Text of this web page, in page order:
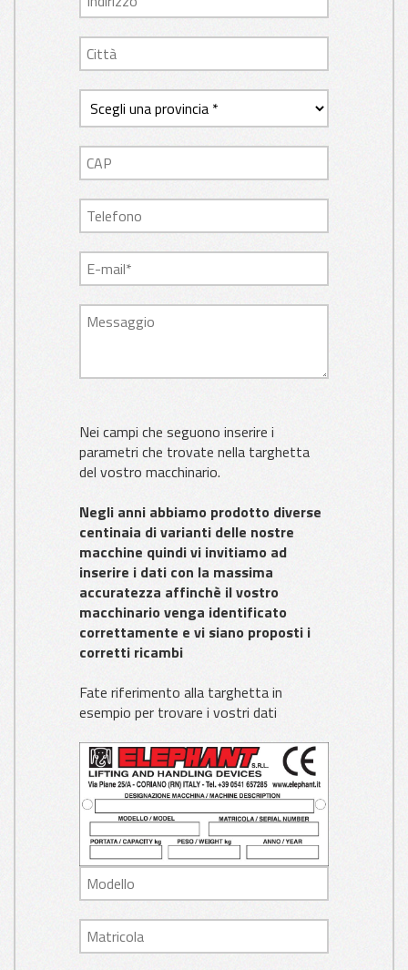
Nei campi che seguono inserire i
parametri che trovate nella targhetta
del vostro macchinario.
Negli anni abbiamo prodotto diverse
centinaia di varianti delle nostre
macchine quindi vi invitiamo ad
inserire i dati con la massima
accuratezza affinchè il vostro
macchinario venga identificato
correttamente e vi siano proposti i
corretti ricambi
Fate riferimento alla targhetta in
esempio per trovare i vostri dati